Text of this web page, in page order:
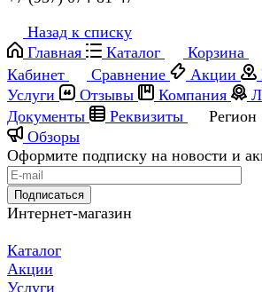
Назад к списку
Главная
Каталог Корзина
Кабинет
Сравнение Акции
Услуги
Отзывы Компания
Документы
Реквизиты Регион
Обзоры
Оформите подписку на новости и
Подписаться
Интернет-магазин
Каталог
Акции
Услуги